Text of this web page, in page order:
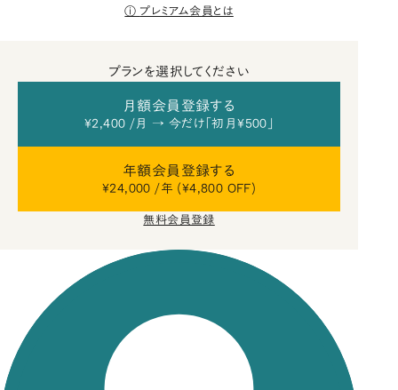
プレミアム会員とは
プランを選択してください
月額会員登録する
¥2,400 /月 → 今だけ「初月¥500」
年額会員登録する
¥24,000 /年 (¥4,800 OFF)
無料会員登録